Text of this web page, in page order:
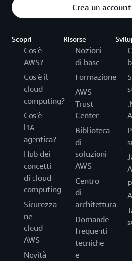
Crea un account
Scopri
Cos'è
AWS?
Cos'è il
cloud
computing?
Cos'è
l'IA
agentica?
Hub dei
concetti
di cloud
computing
Sicurezza
nel
cloud
AWS
Novità
Risorse
Nozioni
di base
Formazione
AWS
Trust
Center
Biblioteca
di
soluzioni
AWS
Centro
di
architettura
Domande
frequenti
tecniche
e